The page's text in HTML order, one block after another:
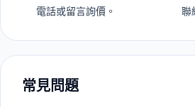
電話或留言詢價。
聯
常見問題